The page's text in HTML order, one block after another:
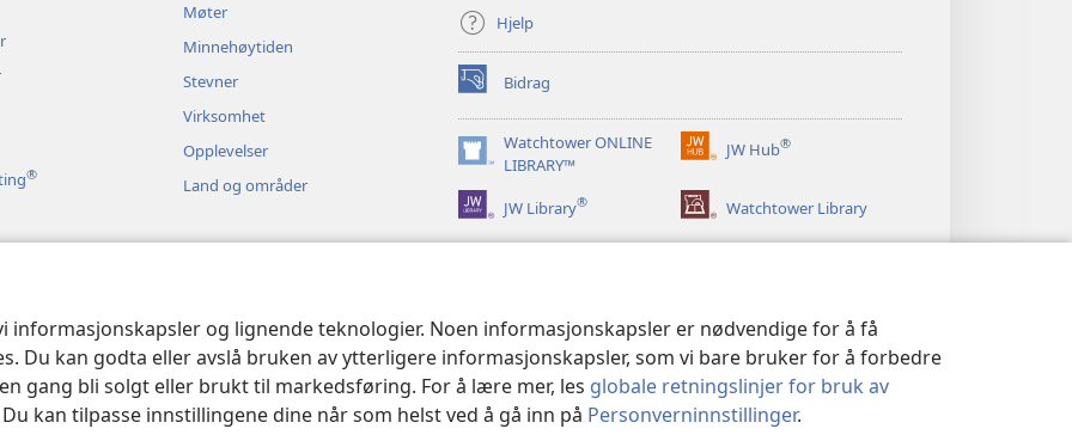
informasjonskapsler og lignende teknologier. Noen informasjonskapsler er nødvendige for å få
Du kan godta eller avslå bruken av ytterligere informasjonskapsler, som vi bare bruker for å forbedre
gang bli solgt eller brukt til markedsføring. For å lære mer, les globale retningslinjer for bruk av
kan tilpasse innstillingene dine når som helst ved å gå inn på Personverninnstillinger.
®
bibelopplesninger
Møter
Minnehøytiden
Stevner
Virksomhet
Opplevelser
Land og områder
Hjelp
Bidrag
(åpner
nytt
vindu) Watchtower ONLINE
LIBRARY™
(åpner
nytt
vindu)
JW Hub®
(åpner
vindu)
JW Library® Watchtower Library
and Tract Society of Pennsylvania. VILKÅR FOR BRUK|PERSONVERN|PERSONVERNINNSTILLINGER